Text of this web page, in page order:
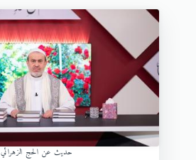
حديث عن الحج الزهرائي